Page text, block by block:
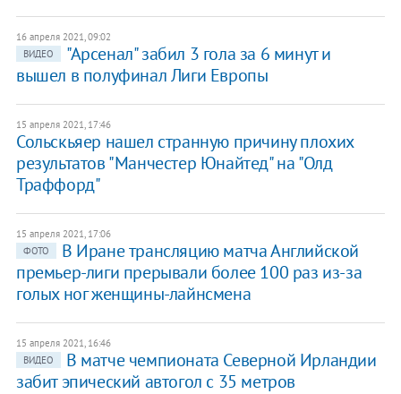
16 апреля 2021, 09:02
ВИДЕО
"Арсенал" забил 3 гола за 6 минут и
вышел в полуфинал Лиги Европы
15 апреля 2021, 17:46
Сольскьяер нашел странную причину плохих
результатов "Манчестер Юнайтед" на "Олд
Траффорд"
15 апреля 2021, 17:06
ФОТО
В Иране трансляцию матча Английской
премьер-лиги прерывали более 100 раз из-за
голых ног женщины-лайнсмена
15 апреля 2021, 16:46
ВИДЕО
В матче чемпионата Северной Ирландии
забит эпический автогол с 35 метров